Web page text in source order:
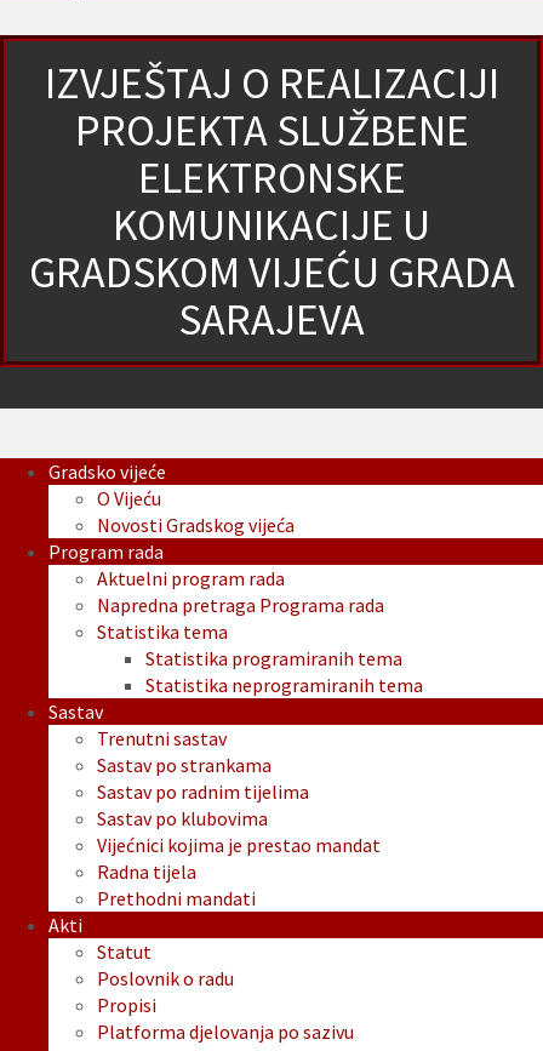
IZVJEŠTAJ O REALIZACIJI
PROJEKTA SLUŽBENE
ELEKTRONSKE
KOMUNIKACIJE U
GRADSKOM VIJEĆU GRADA
SARAJEVA
Gradsko vijeće
O Vijeću
Novosti Gradskog vijeća
Program rada
Aktuelni program rada
Napredna pretraga Programa rada
Statistika tema
Statistika programiranih tema
Statistika neprogramiranih tema
Sastav
Trenutni sastav
Sastav po strankama
Sastav po radnim tijelima
Sastav po klubovima
Vijećnici kojima je prestao mandat
Radna tijela
Prethodni mandati
Akti
Statut
Poslovnik o radu
Propisi
Platforma djelovanja po sazivu